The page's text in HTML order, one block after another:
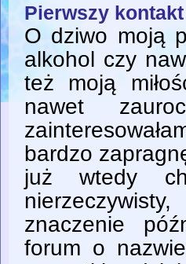
Pierwszy
O dziwo moją
alkohol czy
też moją
nawet
bardzo
już wtedy
znaczenie
forum o